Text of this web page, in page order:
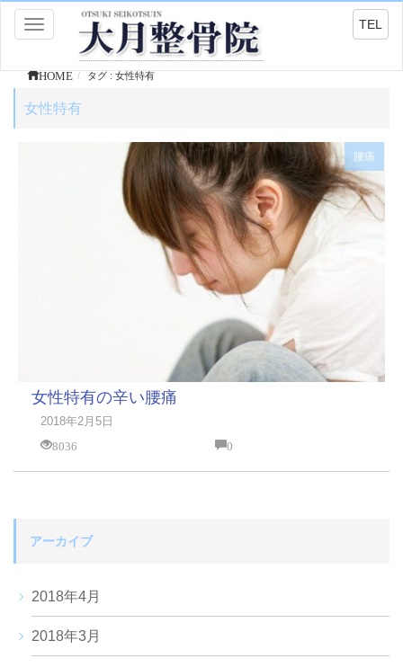
Toggle
navigation
TEL
HOME タグ : 女性特有
女性特有
腰痛
女性特有の辛い腰痛
2018年2月5日
8036
0
アーカイブ
2018年4月
2018年3月